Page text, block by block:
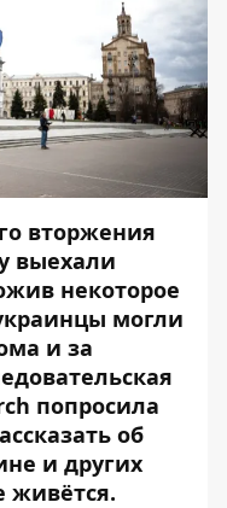
вторжения
выехали
некоторое
могли
и за
попросила
об
и других
живётся.